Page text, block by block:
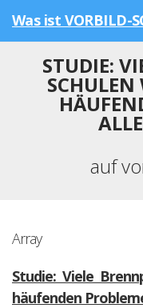
Was ist VORBILD-
STUDIE:
SCHULEN
auf
Array
Studie: Viele
häufenden